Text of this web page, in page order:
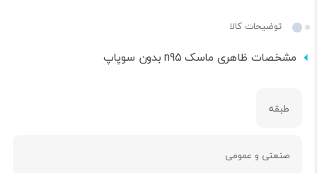
توضیحات کالا
مشخصات ظاهری ماسک n95 بدون سوپاپ
طبقه
صنعتی و عمومی